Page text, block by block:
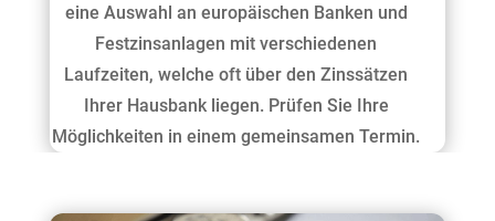
eine Auswahl an europäischen Banken und
Festzinsanlagen mit verschiedenen
Laufzeiten, welche oft über den Zinssätzen
Ihrer Hausbank liegen. Prüfen Sie Ihre
Möglichkeiten in einem gemeinsamen Termin.